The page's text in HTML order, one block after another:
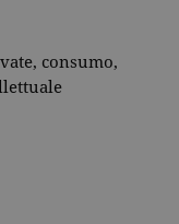
consumo,